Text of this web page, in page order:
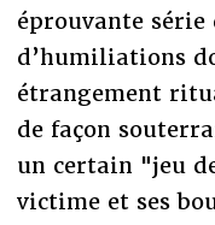
éprouvante série
d’humiliations
étrangement
de façon
un certain "jeu
victime et ses